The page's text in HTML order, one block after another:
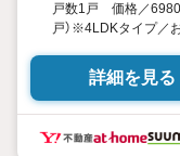
戸数1戸 価格／
戸）※4LDKタイプ／
SUUMO
詳細を見る